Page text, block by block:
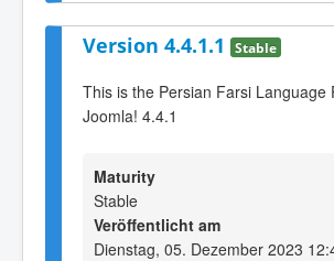
Version 4.4.1.1 Stable
This is the Persian Farsi Language
Joomla! 4.4.1
Maturity
Stable
Veröffentlicht am
Dienstag, 05. Dezember 2023